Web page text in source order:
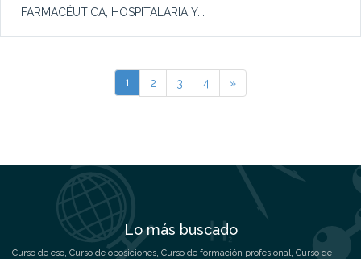
FARMACÉUTICA, HOSPITALARIA Y...
1 2 3 4 »
Lo más buscado
Curso de eso, Curso de oposiciones, Curso de formación profesional, Curso de